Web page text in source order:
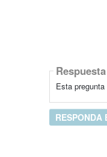
Respuesta
Esta
RESPONDA